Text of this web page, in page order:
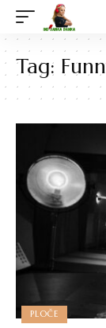
Tag:
PLOČE